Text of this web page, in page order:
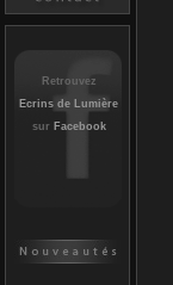
Retrouvez
Ecrins de Lumière
sur Facebook